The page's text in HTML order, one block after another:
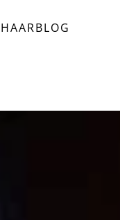
HAARBLOG